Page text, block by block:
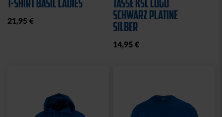
T-SHIRT BASIC LADIES
21,95 €
TASSE KSC LOGO
SCHWARZ PLATINE
SILBER
14,95 €